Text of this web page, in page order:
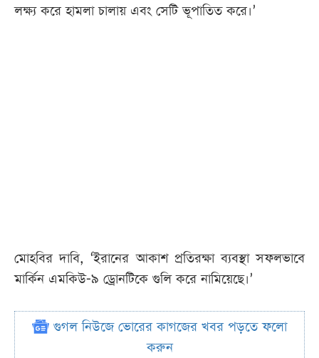
লক্ষ্য করে হামলা চালায় এবং সেটি ভূপাতিত করে।’
মোহবির দাবি, ‘ইরানের আকাশ প্রতিরক্ষা ব্যবস্থা সফলভাবে
মার্কিন এমকিউ-৯ ড্রোনটিকে গুলি করে নামিয়েছে।’
গুগল নিউজে ভোরের কাগজের খবর পড়তে ফলো
করুন